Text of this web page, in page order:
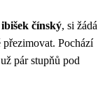
čínský, si žádá
přezimovat. Pochází
pár stupňů pod